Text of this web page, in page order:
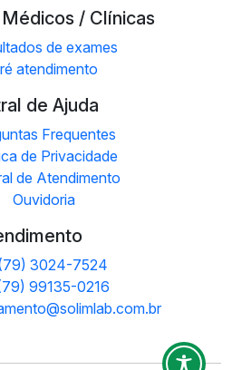
/ Clínicas
de exames
atendimento
de Ajuda
Frequentes
de Privacidade
de Atendimento
Ouvidoria
3024-7524
99135-0216